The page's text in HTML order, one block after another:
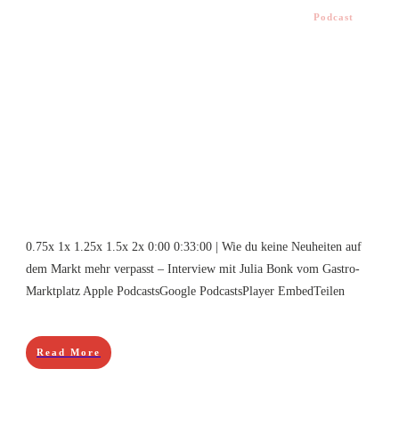
Podcast
0.75x 1x 1.25x 1.5x 2x 0:00 0:33:00 | Wie du keine Neuheiten auf
dem Markt mehr verpasst – Interview mit Julia Bonk vom Gastro-
Marktplatz Apple PodcastsGoogle PodcastsPlayer EmbedTeilen
Read More